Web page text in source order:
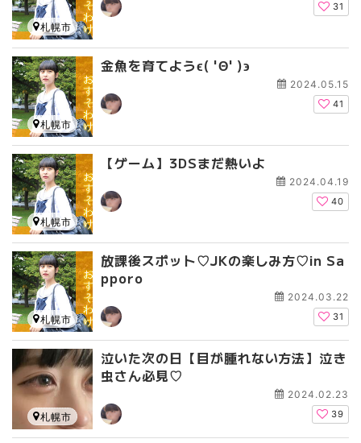
31
札幌市
金魚を育てようϵ( 'Θ' )϶
2024.05.15
41
札幌市
【ゲーム】3DSまだ熱いよ
2024.04.19
40
札幌市
放課後スポット♡JKの楽しみ方♡in Sa
pporo
2024.03.22
31
札幌市
泣いた次の日【目が腫れない方法】泣き
虫さん必見♡
2024.02.23
39
札幌市